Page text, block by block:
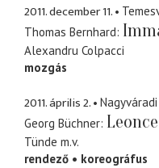
2011. december 11.
Thomas Bernhard
Alexandru Colpacci
mozgás
2011. április 2.
Georg Büchner
Tünde m.v.
rendező
koreográfus